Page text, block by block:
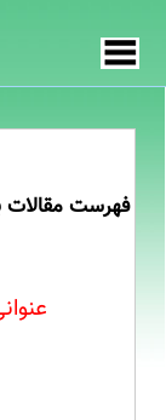
فهرست